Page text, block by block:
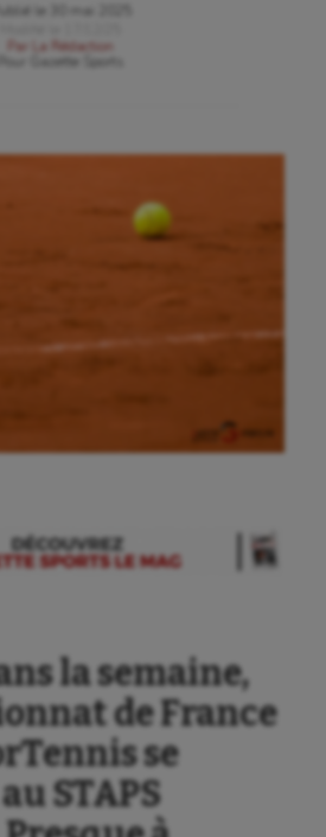
Publié le
30 mai 2025
Par
La Rédaction
Gazette Sports
la semaine,
de France
se
STAPS